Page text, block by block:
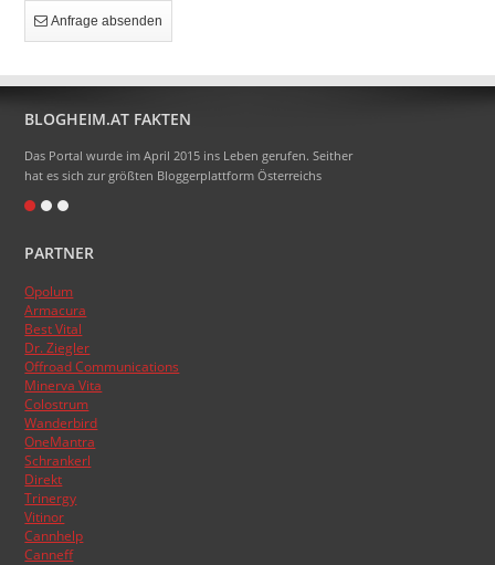
Anfrage absenden
BLOGHEIM.AT FAKTEN
Das Portal wurde im April 2015 ins Leben gerufen. Seither
hat es sich zur größten Bloggerplattform Österreichs
nur Blogheim dazu. Die Domainendung .at sollte zum
:)
Das Topblogranking wurde im Laufe der Zeit schon
mehrmals umgestellt, basiert aber nun endlich auf den
Besucherzahlen der Blogs.
PARTNER
Opolum
Armacura
Best Vital
Dr. Ziegler
Offroad Communications
Minerva Vita
Colostrum
Wanderbird
OneMantra
Schrankerl
Direkt
Trinergy
Vitinor
Cannhelp
Canneff